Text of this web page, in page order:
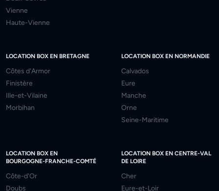
Vienne
Haute-Vienne
LOCATION BOX EN BRETAGNE
Côtes d'Armor
Finistère
Ille-et-Vilaine
Morbihan
LOCATION BOX EN NORMANDIE
Calvados
Eure
Manche
Orne
Seine-Maritime
LOCATION BOX EN
BOURGOGNE-FRANCHE-COMTÉ
Côte-d'Or
Doubs
LOCATION BOX EN CENTRE-VAL
DE LOIRE
Cher
Eure-et-Loir